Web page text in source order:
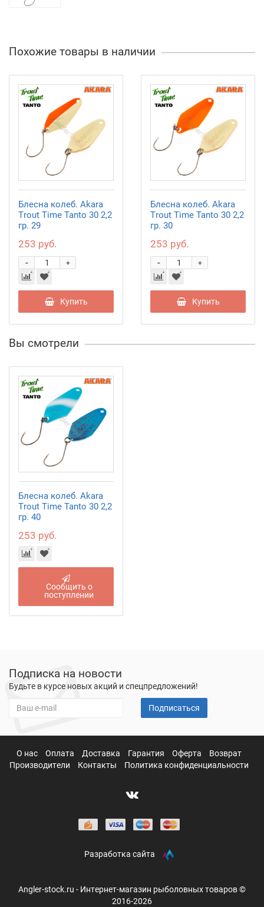
Похожие товары в наличии
Блесна колеб. Akara
Trout Time Tanto 30 2,2
гр. 29
253 руб.
+
-
Купить
Блесна колеб. Akara
Trout Time Tanto 30 2,2
гр. 30
253 руб.
+
-
Купить
Вы смотрели
Блесна колеб. Akara
Trout Time Tanto 30 2,2
гр. 40
253 руб.
Сообщить о
поступлении
Подписка на новости
Будьте в курсе новых акций и спецпредложений!
Подписаться
О нас Оплата Доставка Гарантия Оферта
Возврат
Производители
Контакты Политика конфиденциальности
Разработка сайта
Angler-stock.ru - Интернет-магазин рыболовных товаров ©
2016-2026